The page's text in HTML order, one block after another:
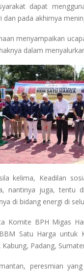
dapat
pada akhirnya
menyampaikan
dalam
kelima, Keadilan
nantinya juga,
di bidang energi di
Komite BPH Migas
Satu Harga untuk
Padang,
peresmian